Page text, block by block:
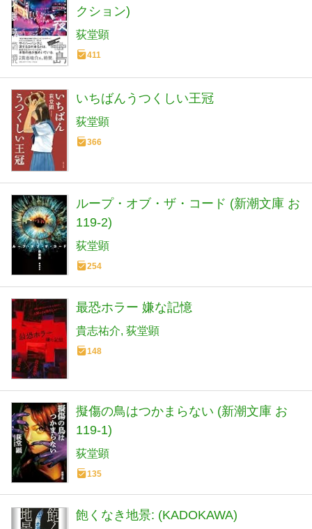
クション)
荻堂顕
411
いちばんうつくしい王冠
荻堂顕
366
ループ・オブ・ザ・コード (新潮文庫 お
119-2)
荻堂顕
254
最恐ホラー 嫌な記憶
貴志祐介 荻堂顕
148
擬傷の鳥はつかまらない (新潮文庫 お
119-1)
荻堂顕
135
飽くなき地景: (KADOKAWA)